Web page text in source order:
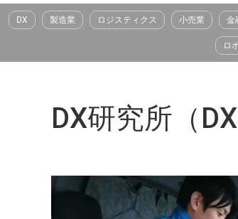
へ
ス
DX 製造業 ロジスティクス 小売業 金
ロ
DX研究所（DX